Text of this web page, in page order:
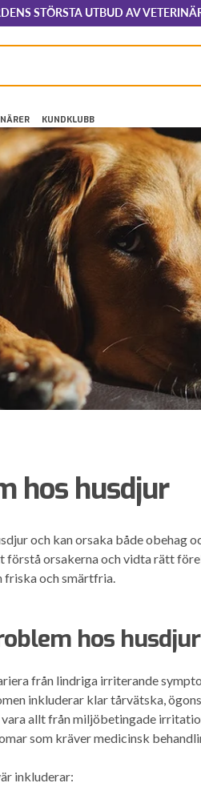
STÖRSTA UTBUD AV
KUNDKLUBB
hos husdjur
och kan orsaka både obehag
förstå orsakerna och vidta rätt
friska och smärtfria.
hos husdjur
från lindriga irriterande
inkluderar klar tårvätska,
allt från miljöbetingade
som kräver medicinsk
inkluderar: